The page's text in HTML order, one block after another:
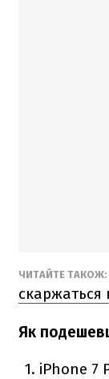
ЧИТАЙТЕ ТАКОЖ:
скаржаться
Як
iPhone 7